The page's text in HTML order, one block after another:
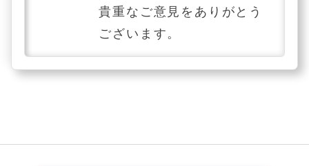
貴重なご意見をありがとう
ございます。